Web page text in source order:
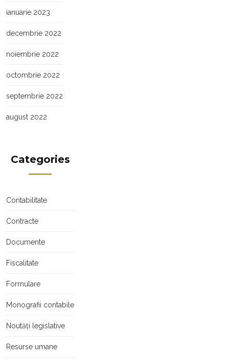
ianuarie 2023
decembrie 2022
noiembrie 2022
octombrie 2022
septembrie 2022
august 2022
Categories
Contabilitate
Contracte
Documente
Fiscalitate
Formulare
Monografii contabile
Noutăți legislative
Resurse umane